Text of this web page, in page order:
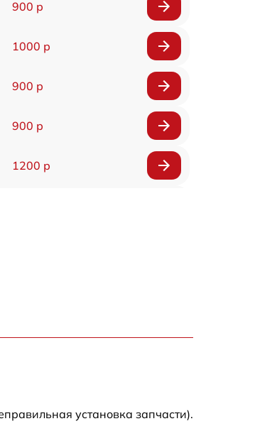
900 р
1000 р
900 р
900 р
1200 р
установка запчасти).